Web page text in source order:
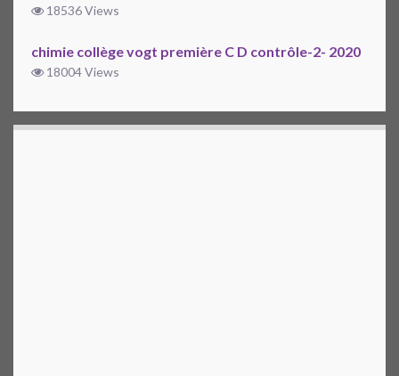
18536 Views
chimie collège vogt première C D contrôle-2- 2020
18004 Views